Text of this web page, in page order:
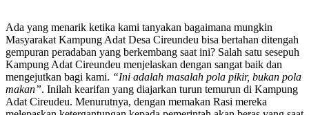
Ada yang menarik ketika kami tanyakan bagaimana mungkin
Masyarakat Kampung Adat Desa Cireundeu bisa bertahan ditengah
gempuran peradaban yang berkembang saat ini? Salah satu sesepuh
Kampung Adat Cireundeu menjelaskan dengan sangat baik dan
mengejutkan bagi kami. “Ini adalah masalah pola pikir, bukan pola
makan”. Inilah kearifan yang diajarkan turun temurun di Kampung
Adat Cireudeu. Menurutnya, dengan memakan Rasi mereka